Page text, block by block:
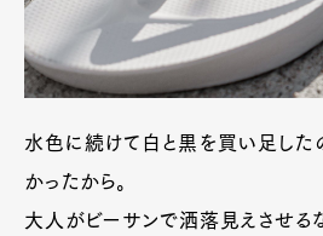
水色に続けて白と黒を買い足した
かったから。
大人がビーサンで洒落見えさせる